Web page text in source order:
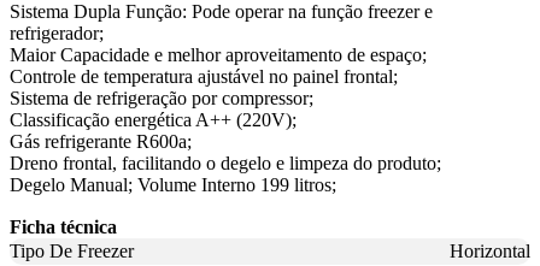
Sistema Dupla Função: Pode operar na função freezer e
refrigerador;
Maior Capacidade e melhor aproveitamento de espaço;
Controle de temperatura ajustável no painel frontal;
Sistema de refrigeração por compressor;
Classificação energética A++ (220V);
Gás refrigerante R600a;
Dreno frontal, facilitando o degelo e limpeza do produto;
Degelo Manual; Volume Interno 199 litros;
Ficha técnica
Tipo De Freezer
Horizontal